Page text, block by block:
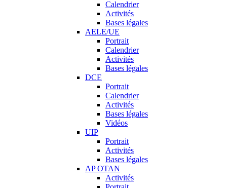
Calendrier
Activités
Bases légales
AELE/UE
Portrait
Calendrier
Activités
Bases légales
DCE
Portrait
Calendrier
Activités
Bases légales
Vidéos
UIP
Portrait
Activités
Bases légales
AP OTAN
Activités